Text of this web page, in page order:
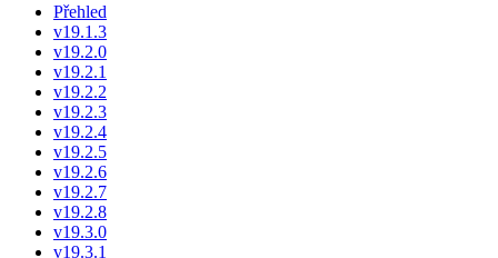
Přehled
v19.1.3
v19.2.0
v19.2.1
v19.2.2
v19.2.3
v19.2.4
v19.2.5
v19.2.6
v19.2.7
v19.2.8
v19.3.0
v19.3.1